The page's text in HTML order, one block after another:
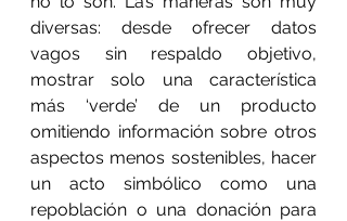
diversas: desde ofrecer datos
vagos sin respaldo objetivo,
mostrar solo una característica
más ‘verde’ de un producto
omitiendo información sobre otros
aspectos menos sostenibles, hacer
un acto simbólico como una
repoblación o una donación para